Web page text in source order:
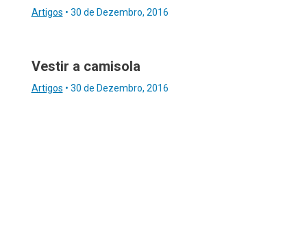
Artigos • 30 de Dezembro, 2016
Vestir a camisola
Artigos • 30 de Dezembro, 2016